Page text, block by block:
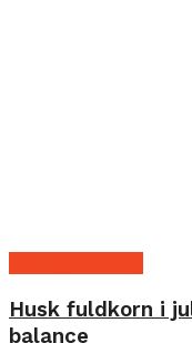
Husk fuldkorn i
balance